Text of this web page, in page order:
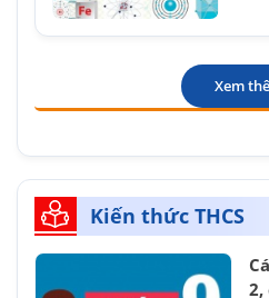
Xem
Kiến thức THCS
2,